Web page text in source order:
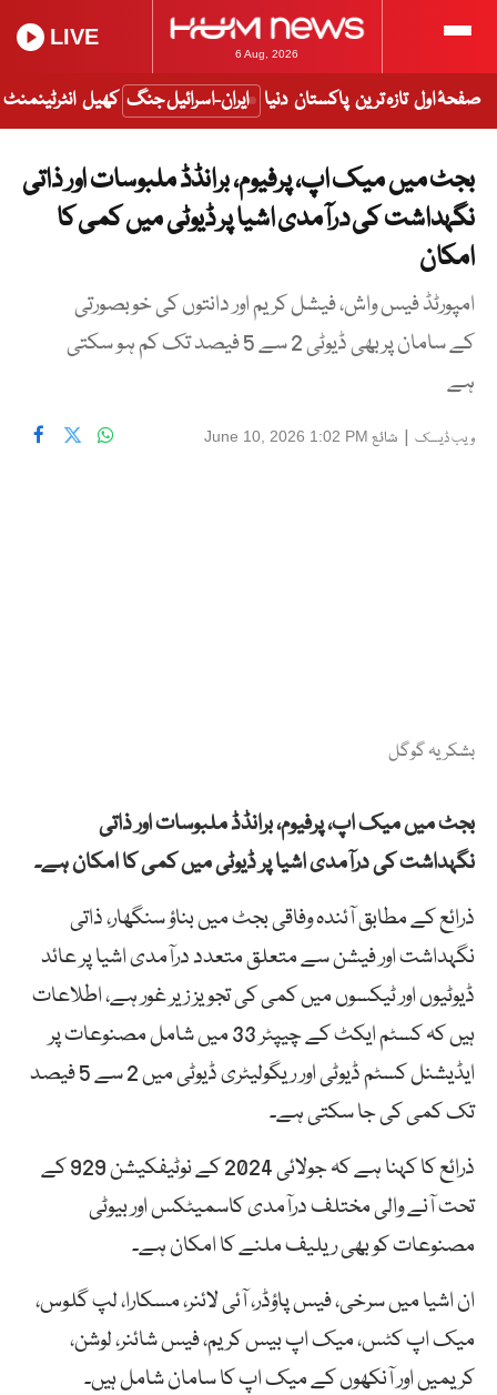
6 Aug, 2026
LIVE
صفحۂ اول تازہ ترین پاکستان دنیا ایران-اسرائیل جنگ کھیل انٹرٹینمنٹ
بجٹ میں میک اپ، پرفیوم، برانڈڈ ملبوسات اور ذاتی
نگہداشت کی درآمدی اشیا پر ڈیوٹی میں کمی کا
امکان
امپورٹڈ فیس واش، فیشل کریم اور دانتوں کی خوبصورتی
کے سامان پربھی ڈیوٹی 2 سے 5 فیصد تک کم ہو سکتی
ہے
ویب ڈیسک | شائع June 10, 2026 1:02 PM
بشکریہ گوگل
بجٹ میں میک اپ، پرفیوم، برانڈڈ ملبوسات اور ذاتی
نگہداشت کی درآمدی اشیا پر ڈیوٹی میں کمی کا امکان ہے۔
ذرائع کے مطابق آئندہ وفاقی بجٹ میں بناؤ سنگھار، ذاتی
نگہداشت اور فیشن سے متعلق متعدد درآمدی اشیا پر عائد
ڈیوٹیوں اور ٹیکسوں میں کمی کی تجویز زیر غور ہے، اطلاعات
ہیں کہ کسٹم ایکٹ کے چیپٹر 33 میں شامل مصنوعات پر
ایڈیشنل کسٹم ڈیوٹی اور ریگولیٹری ڈیوٹی میں 2 سے 5 فیصد
تک کمی کی جا سکتی ہے۔
ذرائع کا کہنا ہے کہ جولائی 2024 کے نوٹیفکیشن 929 کے
تحت آنے والی مختلف درآمدی کاسمیٹکس اور بیوٹی
مصنوعات کو بھی ریلیف ملنے کا امکان ہے۔
ان اشیا میں سرخی، فیس پاؤڈر، آئی لائنر، مسکارا، لپ گلوس،
میک اپ کٹس، میک اپ بیس کریم، فیس شائنر، لوشن،
کریمیں اور آنکھوں کے میک اپ کا سامان شامل ہیں۔